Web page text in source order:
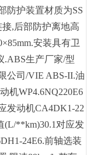
防护装置材质为SS
,后部防护离地高
安装具有卫
.ABS生产厂家/型
公司 /VIE ABS-II.油
机WP4.6NQ220E6
发动机CA4DK1-22
(L/**km)30.1对应发
24E6.前轴选装